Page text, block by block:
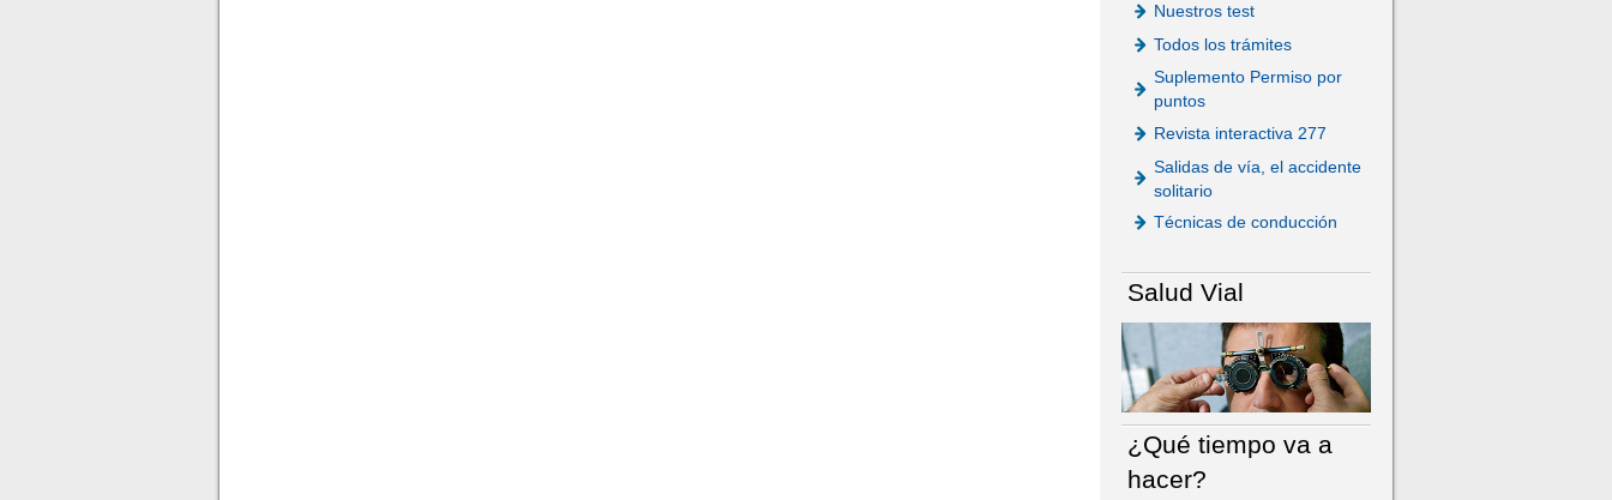
Nuestros test
Todos los trámites
Suplemento Permiso por
puntos
Revista interactiva 277
Salidas de vía, el accidente
solitario
Técnicas de conducción
Salud Vial
¿Qué tiempo va a
hacer?